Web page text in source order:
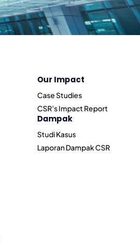
Our Impact
Case Studies
CSR’s Impact Report
Dampak
Studi Kasus
Laporan Dampak CSR